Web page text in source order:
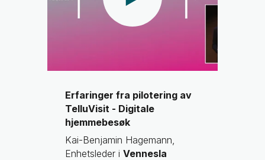
Erfaringer fra pilotering av
TelluVisit - Digitale
hjemmebesøk
Kai-Benjamin Hagemann,
Enhetsleder i Vennesla